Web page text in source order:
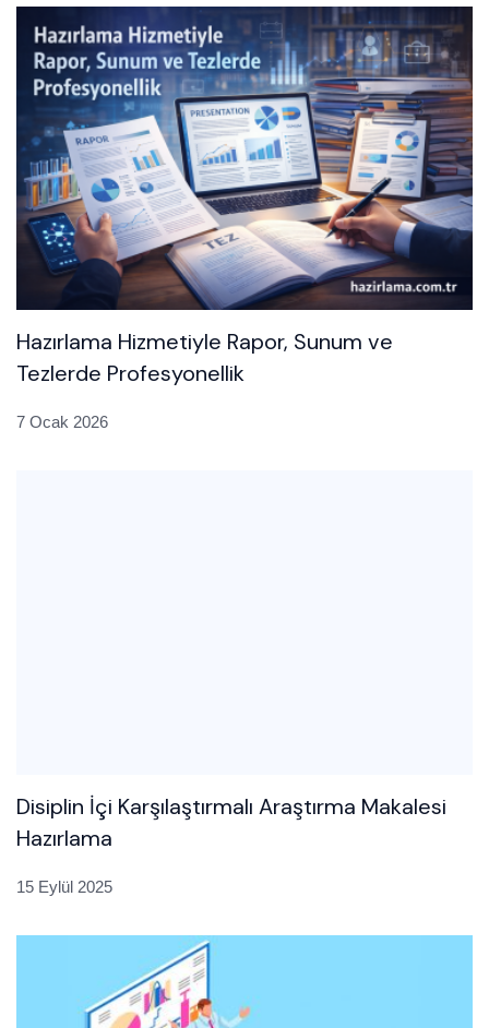
Hazırlama Hizmetiyle Rapor, Sunum ve
Tezlerde Profesyonellik
7 Ocak 2026
Disiplin İçi Karşılaştırmalı Araştırma Makalesi
Hazırlama
15 Eylül 2025